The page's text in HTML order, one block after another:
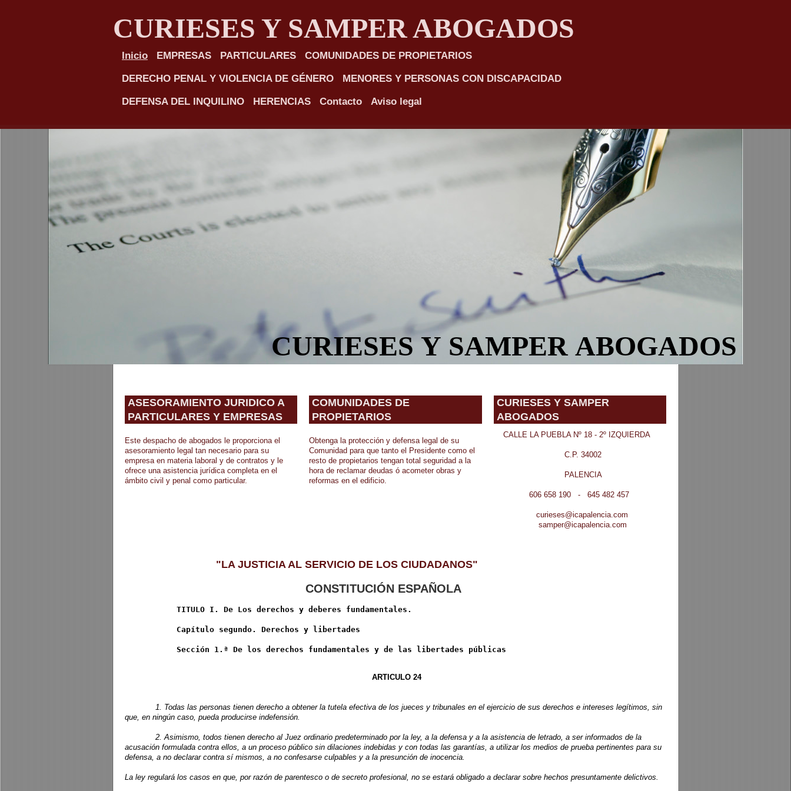
CURIESES Y SAMPER ABOGADOS
Inicio EMPRESAS PARTICULARES COMUNIDADES DE PROPIETARIOS
DERECHO PENAL Y VIOLENCIA DE GÉNERO MENORES Y PERSONAS CON DISCAPACIDAD
DEFENSA DEL INQUILINO HERENCIAS Contacto Aviso legal
CURIESES Y SAMPER ABOGADOS
ASESORAMIENTO JURIDICO A
PARTICULARES Y EMPRESAS
Este despacho de abogados le proporciona el
asesoramiento legal tan necesario para su
empresa en materia laboral y de contratos y le
ofrece una asistencia jurídica completa en el
ámbito civil y penal como particular.
COMUNIDADES DE
PROPIETARIOS
Obtenga la protección y defensa legal de su
Comunidad para que tanto el Presidente como el
resto de propietarios tengan total seguridad a la
hora de reclamar deudas ó acometer obras y
reformas en el edificio.
CURIESES Y SAMPER
ABOGADOS
CALLE LA PUEBLA Nº 18 - 2º IZQUIERDA
C.P. 34002
PALENCIA
606 658 190 - 645 482 457
curieses@icapalencia.com
samper@icapalencia.com
"LA JUSTICIA AL SERVICIO DE LOS CIUDADANOS"
CONSTITUCIÓN ESPAÑOLA
TITULO I. De Los derechos y deberes fundamentales.
ARTICULO 24
1. Todas las personas tienen derecho a obtener la tutela efectiva de los jueces y tribunales en el ejercicio de sus derechos e intereses legítimos, sin
que, en ningún caso, pueda producirse indefensión.
2. Asimismo, todos tienen derecho al Juez ordinario predeterminado por la ley, a la defensa y a la asistencia de letrado, a ser informados de la
acusación formulada contra ellos, a un proceso público sin dilaciones indebidas y con todas las garantías, a utilizar los medios de prueba pertinentes para su
defensa, a no declarar contra sí mismos, a no confesarse culpables y a la presunción de inocencia.
La ley regulará los casos en que, por razón de parentesco o de secreto profesional, no se estará obligado a declarar sobre hechos presuntamente delictivos.